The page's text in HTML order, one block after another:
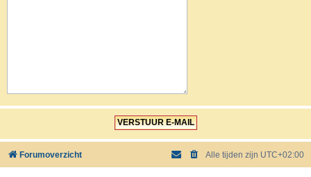
Forumoverzicht Alle tijden zijn UTC+02:00